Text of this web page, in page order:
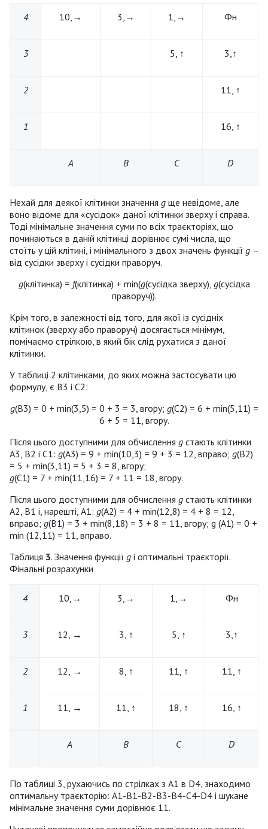
4 10,→ 3,→ 1,→ Фн
3 5, ↑ 3,↑
2 11, ↑
1 16, ↑
А B C D
Нехай для деякої клітинки значення g ще невідоме, але
воно відоме для «сусідок» даної клітинки зверху і справа.
Тоді мінімальне значення суми по всіх траєкторіях, що
починаються в даній клітинці дорівнює сумі числа, що
стоїть у цій клітині, і мінімального з двох значень функції g –
від сусідки зверху і сусідки праворуч.
g(клітинка) = f(клітинка) + min(g(сусідка зверху), g(сусідка
праворуч)).
Крім того, в залежності від того, для якої із сусідніх
клітинок (зверху або праворуч) досягається мінімум,
помічаємо стрілкою, в який бік слід рухатися з даної
клітинки.
У таблиці 2 клітинками, до яких можна застосувати цю
формулу, є В3 і С2:
g(B3) = 0 + min(3,5) = 0 + 3 = 3, вгору; g(C2) = 6 + min(5,11) =
6 + 5 = 11, вгору.
Після цього доступними для обчислення g стають клітинки
А3, В2 і С1: g(A3) = 9 + min(10,3) = 9 + 3 = 12, вправо; g(В2)
= 5 + min(3,11) = 5 + 3 = 8, вгору;
g(C1) = 7 + min(11,16) = 7 + 11 = 18, вгору.
Після цього доступними для обчислення g стають клітинки
А2, В1 і, нарешті, А1: g(A2) = 4 + min(12,8) = 4 + 8 = 12,
вправо; g(В1) = 3 + min(8,18) = 3 + 8 = 11, вгору; g (A1) = 0 +
min (12,11) = 11, вправо.
Таблиця 3. Значення функції g і оптимальні траєкторії.
Фінальні розрахунки
4 10,→ 3,→ 1,→ Фн
3 12, → 3, ↑ 5, ↑ 3,↑
2 12, → 8, ↑ 11, ↑ 11, ↑
1 11, → 11, ↑ 18, ↑ 16, ↑
А B C D
По таблиці 3, рухаючись по стрілках з А1 в D4, знаходимо
оптимальну траєкторію: A1-B1-B2-B3-B4-C4-D4 і шукане
мінімальне значення суми дорівнює 11.